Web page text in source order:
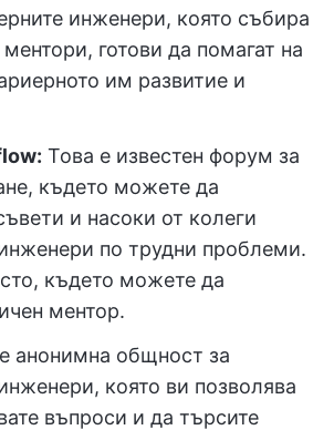
инженери, която събира
готови да помагат на
им развитие и
Това е известен форум за
където можете да
и насоки от колеги
по трудни проблеми.
където можете да
ментор.
анонимна общност за
която ви позволява
въпроси и да търсите